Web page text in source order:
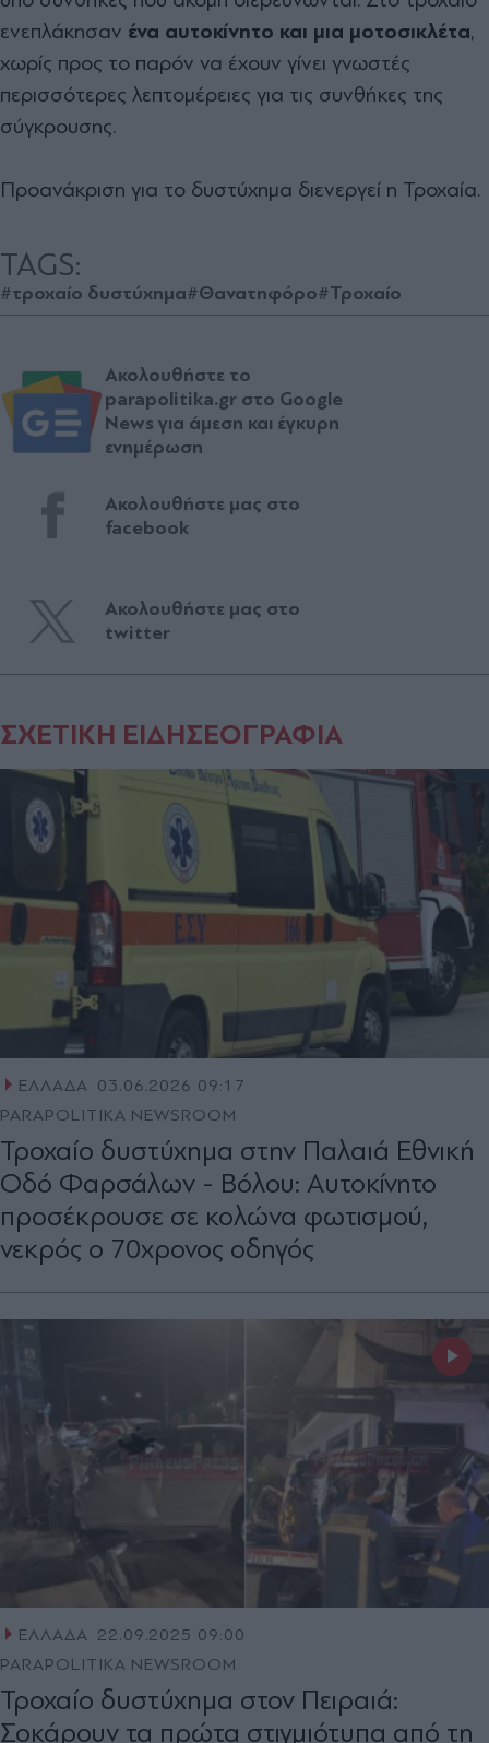
ενεπλάκησαν ένα αυτοκίνητο και μια μοτοσικλέτα,
χωρίς προς το παρόν να έχουν γίνει γνωστές
περισσότερες λεπτομέρειες για τις συνθήκες της
σύγκρουσης.
Προανάκριση για το δυστύχημα διενεργεί η Τροχαία.
TAGS:
#τροχαίο δυστύχημα#Θανατηφόρο#Τροχαίο
Ακολουθήστε το
parapolitika.gr στο Google
News για άμεση και έγκυρη
ενημέρωση
Ακολουθήστε μας στο
facebook
Ακολουθήστε μας στο
twitter
ΣΧΕΤΙΚΗ ΕΙΔΗΣΕΟΓΡΑΦΙΑ
ΕΛΛΑΔΑ
03.06.2026 09:17
PARAPOLITIKA NEWSROOM
Τροχαίο δυστύχημα στην Παλαιά Εθνική
Οδό Φαρσάλων - Βόλου: Αυτοκίνητο
προσέκρουσε σε κολώνα φωτισμού,
νεκρός ο 70χρονος οδηγός
ΕΛΛΑΔΑ 22.09.2025 09:00
PARAPOLITIKA NEWSROOM
Τροχαίο δυστύχημα στον Πειραιά:
Σοκάρουν τα πρώτα στιγμιότυπα από τη